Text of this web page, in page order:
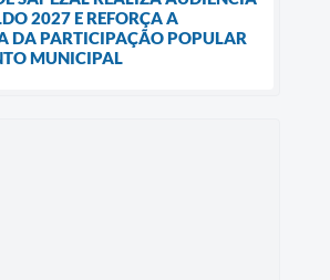
2027 E REFORÇA A
DA PARTICIPAÇÃO POPULAR
MUNICIPAL